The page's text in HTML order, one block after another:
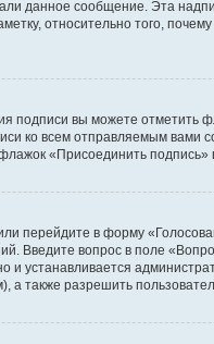
данное сообщение. Эта
относительно того,
подписи вы можете отметить
ко всем отправляемым
«Присоединить подпись»
перейдите в форму
Введите вопрос в поле
и устанавливается
а также разрешить